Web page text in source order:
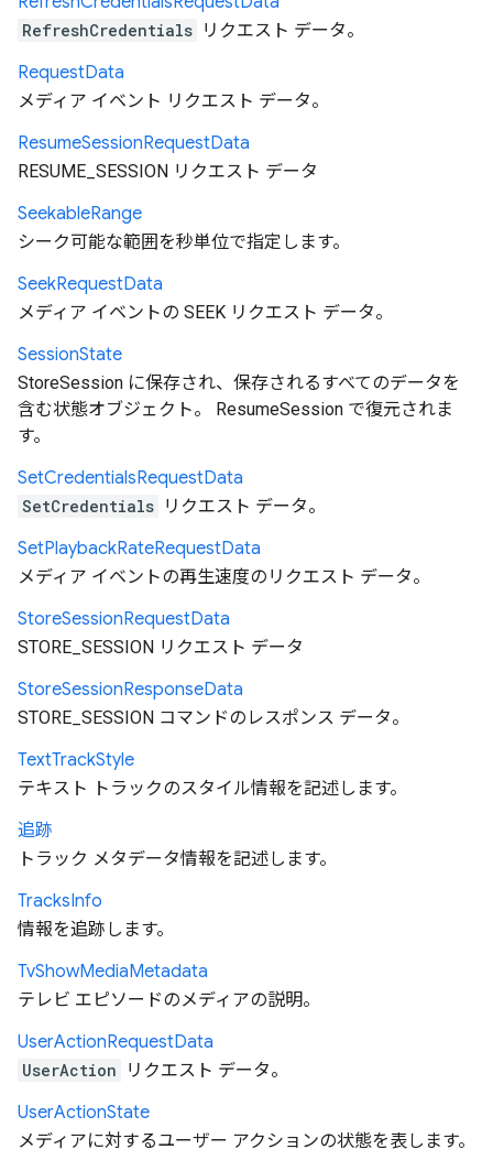
RefreshCredentials リクエスト データ。
RequestData
メディア イベント リクエスト データ。
ResumeSessionRequestData
RESUME_SESSION リクエスト データ
SeekableRange
シーク可能な範囲を秒単位で指定します。
SeekRequestData
メディア イベントの SEEK リクエスト データ。
SessionState
StoreSession に保存され、保存されるすべてのデータを
含む状態オブジェクト。 ResumeSession で復元されま
す。
SetCredentialsRequestData
SetCredentials リクエスト データ。
SetPlaybackRateRequestData
メディア イベントの再生速度のリクエスト データ。
StoreSessionRequestData
STORE_SESSION リクエスト データ
StoreSessionResponseData
STORE_SESSION コマンドのレスポンス データ。
TextTrackStyle
テキスト トラックのスタイル情報を記述します。
追跡
トラック メタデータ情報を記述します。
TracksInfo
情報を追跡します。
TvShowMediaMetadata
テレビ エピソードのメディアの説明。
UserActionRequestData
UserAction リクエスト データ。
UserActionState
メディアに対するユーザー アクションの状態を表します。